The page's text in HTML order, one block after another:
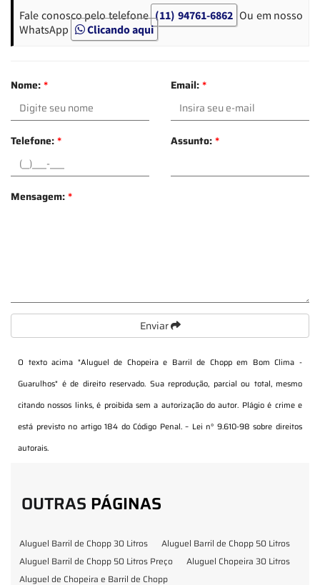
Fale conosco pelo telefone (11) 94761-6862 Ou em nosso
WhatsApp
Clicando aqui
Nome:* Email:*
Telefone:* Assunto:*
Mensagem:*
Enviar
O texto acima "Aluguel de Chopeira e Barril de Chopp em Bom Clima -
Guarulhos" é de direito reservado. Sua reprodução, parcial ou total, mesmo
citando nossos links, é proibida sem a autorização do autor. Plágio é crime e
está previsto no artigo 184 do Código Penal. – Lei n° 9.610-98 sobre direitos
autorais.
OUTRAS PÁGINAS
Aluguel Barril de Chopp 30 Litros
Aluguel Barril de Chopp 50 Litros
Aluguel Barril de Chopp 50 Litros Preço
Aluguel Chopeira 30 Litros
Aluguel de Chopeira e Barril de Chopp